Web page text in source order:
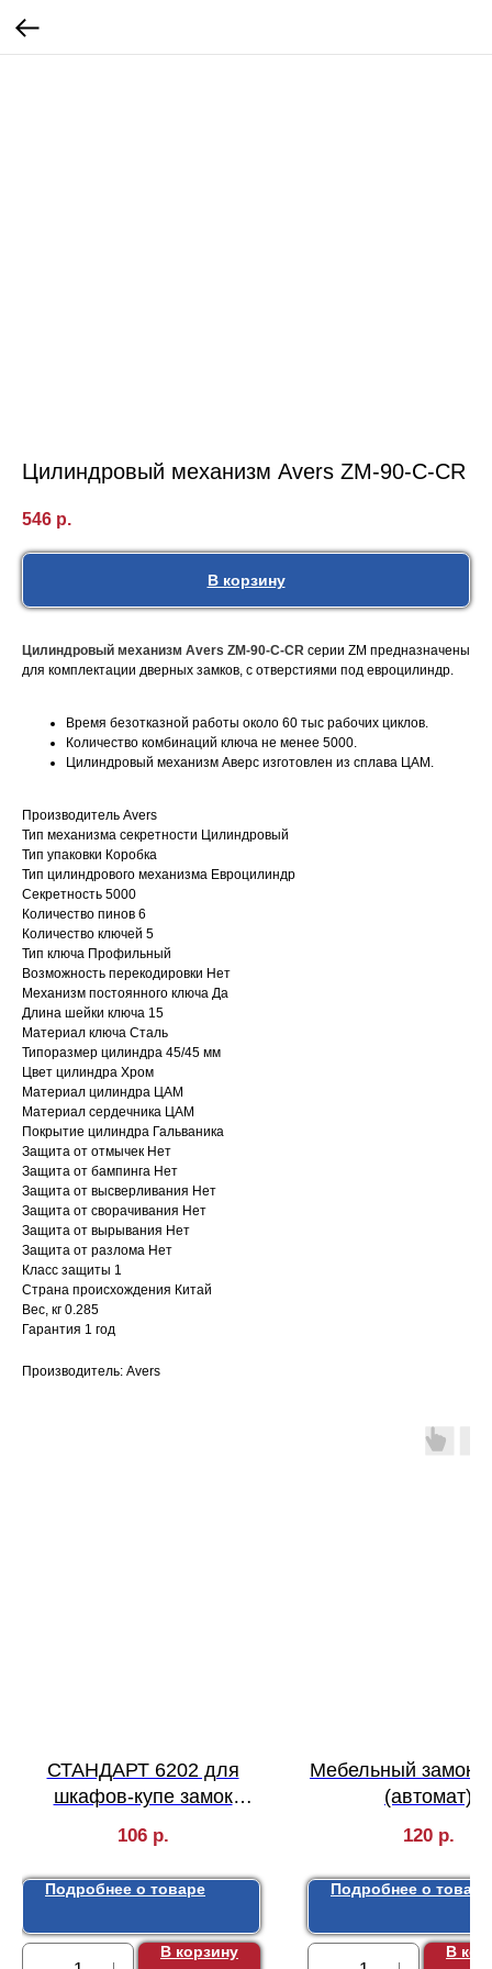
Цилиндровый механизм Avers ZM-90-C-CR
546 р.
В корзину
Цилиндровый механизм Avers ZM-90-C-CR серии ZM предназначены
для комплектации дверных замков, с отверстиями под евроцилиндр.
Время безотказной работы около 60 тыс рабочих циклов.
Количество комбинаций ключа не менее 5000.
Цилиндровый механизм Аверс изготовлен из сплава ЦАМ.
Производитель Avers
Тип механизма секретности Цилиндровый
Тип упаковки Коробка
Тип цилиндрового механизма Евроцилиндр
Секретность 5000
Количество пинов 6
Количество ключей 5
Тип ключа Профильный
Возможность перекодировки Нет
Механизм постоянного ключа Да
Длина шейки ключа 15
Материал ключа Сталь
Типоразмер цилиндра 45/45 мм
Цвет цилиндра Хром
Материал цилиндра ЦАМ
Материал сердечника ЦАМ
Покрытие цилиндра Гальваника
Защита от отмычек Нет
Защита от бампинга Нет
Защита от высверливания Нет
Защита от сворачивания Нет
Защита от вырывания Нет
Защита от разлома Нет
Класс защиты 1
Страна происхождения Китай
Вес, кг 0.285
Гарантия 1 год
Производитель: Avers
СТАНДАРТ 6202 для
шкафов-купе замок
мебельный (240,12)
106 р.
Подробнее о товаре
В корзину
Мебельный замок
(автомат)
120 р.
Подробнее о товаре
В